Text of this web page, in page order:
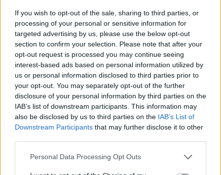
If you wish to opt-out of the sale, sharing to third parties, or
processing of your personal or sensitive information for
targeted advertising by us, please use the below opt-out
section to confirm your selection. Please note that after your
opt-out request is processed you may continue seeing
interest-based ads based on personal information utilized by
us or personal information disclosed to third parties prior to
your opt-out. You may separately opt-out of the further
disclosure of your personal information by third parties on the
IAB’s list of downstream participants. This information may
also be disclosed by us to third parties on the IAB’s List of
Downstream Participants that may further disclose it to other
Personal Data Processing Opt Outs
Bentley Torcal: Αν και ηλεκτρική, θα ακούγεται
σαν να έχει V8 κινητήρα
ΝΊΚΟΣ ΝΑΟΎΜ 7.8.2026
MOTOR GREEN
MOTOR GREEN